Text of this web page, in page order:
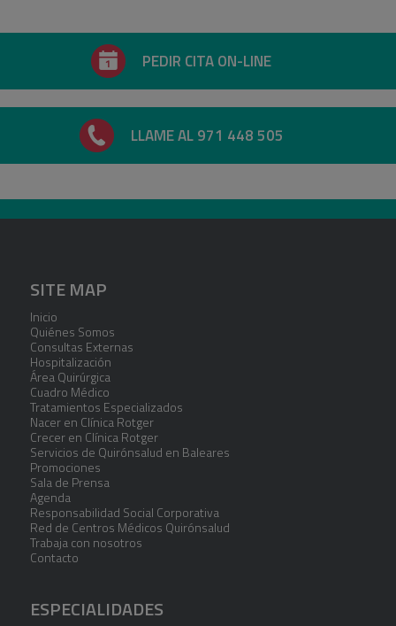
PEDIR CITA ON-LINE
LLAME AL 971 448 505
SITE MAP
Inicio
Quiénes Somos
Consultas Externas
Hospitalización
Área Quirúrgica
Cuadro Médico
Tratamientos Especializados
Nacer en Clínica Rotger
Crecer en Clínica Rotger
Servicios de Quirónsalud en Baleares
Promociones
Sala de Prensa
Agenda
Responsabilidad Social Corporativa
Red de Centros Médicos Quirónsalud
Trabaja con nosotros
Contacto
ESPECIALIDADES